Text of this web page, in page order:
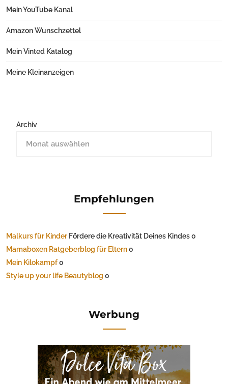
Mein YouTube Kanal
Amazon Wunschzettel
Mein Vinted Katalog
Meine Kleinanzeigen
Archiv
Empfehlungen
Malkurs für Kinder Fördere die Kreativität Deines Kindes 0
Mamaboxen Ratgeberblog für Eltern0
Mein Kilokampf0
Style up your life Beautyblog 0
Werbung